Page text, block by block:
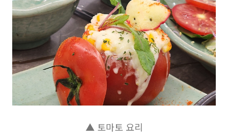
▲ 토마토 요리